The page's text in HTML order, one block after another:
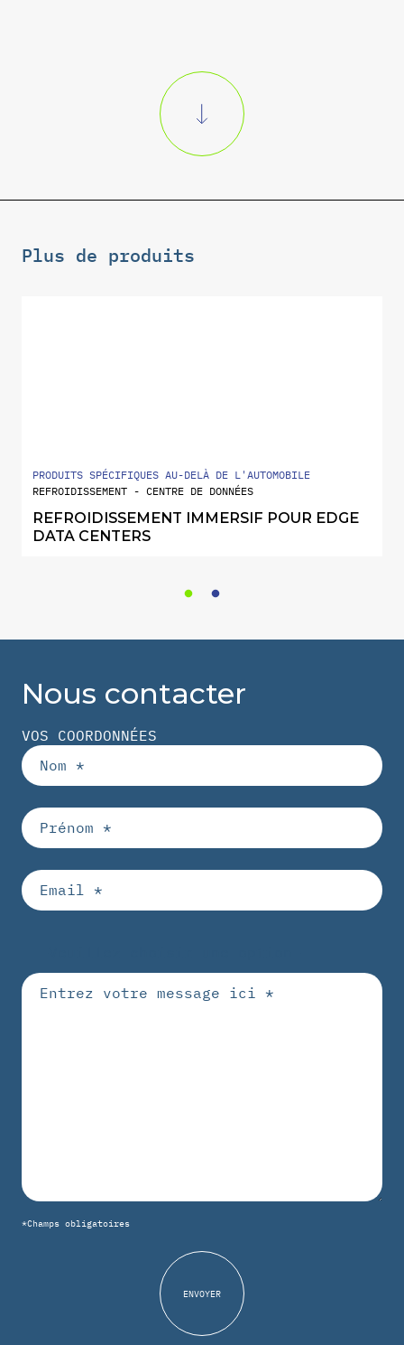
Plus de produits
PRODUITS SPÉCIFIQUES AU-DELÀ DE L'AUTOMOBILE
REFROIDISSEMENT - CENTRE DE DONNÉES
REFROIDISSEMENT IMMERSIF POUR EDGE
DATA CENTERS
Nous contacter
VOS COORDONNÉES
*Champs obligatoires